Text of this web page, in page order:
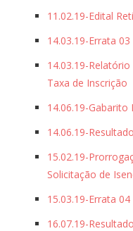
11.02.19-Edital
14.03.19-Errata 03
14.03.19-
Taxa de Inscrição
14.06.19-
14.06.19-
15.02.19-
Solicitação de
15.03.19-Errata 04
16.07.19-